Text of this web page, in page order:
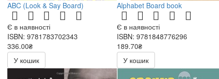
ABC (Look & Say Board)
Є в наявності
ISBN: 9781783702343
336.00₴
У кошик
Alphabet Board book
Є в наявності
ISBN: 9781848776296
189.70₴
271.00₴
У кошик